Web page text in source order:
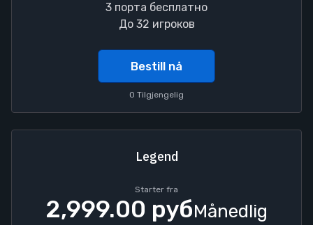
3 порта бесплатно
До 32 игроков
Bestill nå
0 Tilgjengelig
Legend
Starter fra
2,999.00 рубMånedlig